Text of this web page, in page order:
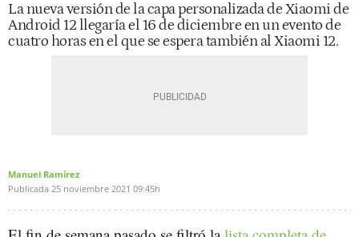
La nueva versión de la capa personalizada de Xiaomi de
Android 12 llegaría el 16 de diciembre en un evento de
cuatro horas en el que se espera también al Xiaomi 12.
Manuel Ramírez
Publicada 25 noviembre 2021 09:45h